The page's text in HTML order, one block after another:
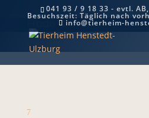
041 93 / 9 18 33 - evtl.
Besuchszeit: Täglich nach
info@tierheim-
Frodo & Biene
7